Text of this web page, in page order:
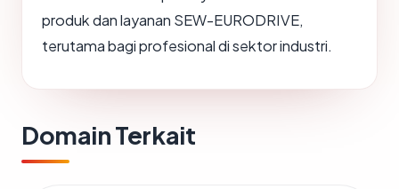
produk dan layanan SEW-EURODRIVE,
terutama bagi profesional di sektor industri.
Domain Terkait